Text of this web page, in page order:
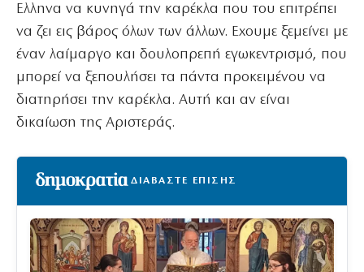
Ελληνα να κυνηγά την καρέκλα που του επιτρέπει
να ζει εις βάρος όλων των άλλων. Εχουμε ξεμείνει με
έναν λαίμαργο και δουλοπρεπή εγωκεντρισμό, που
μπορεί να ξεπουλήσει τα πάντα προκειμένου να
διατηρήσει την καρέκλα. Αυτή και αν είναι
δικαίωση της Αριστεράς.
ΔΙΑΒΑΣΤΕ ΕΠΙΣΗΣ